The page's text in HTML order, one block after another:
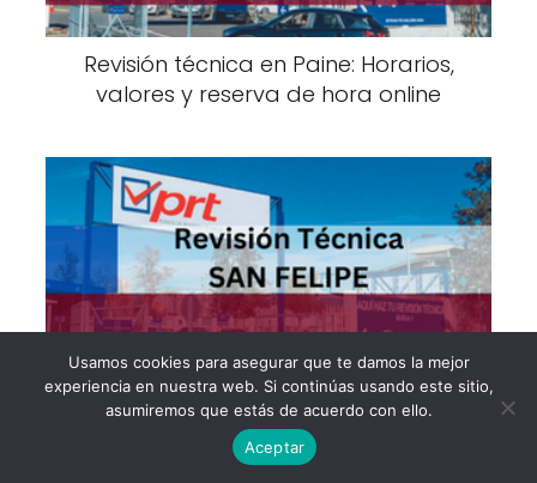
Revisión técnica en Paine: Horarios,
valores y reserva de hora online
Revisión técnica en San Felipe: Horarios,
valores y reserva de hora online
Usamos cookies para asegurar que te damos la mejor
experiencia en nuestra web. Si continúas usando este sitio,
asumiremos que estás de acuerdo con ello.
Aceptar